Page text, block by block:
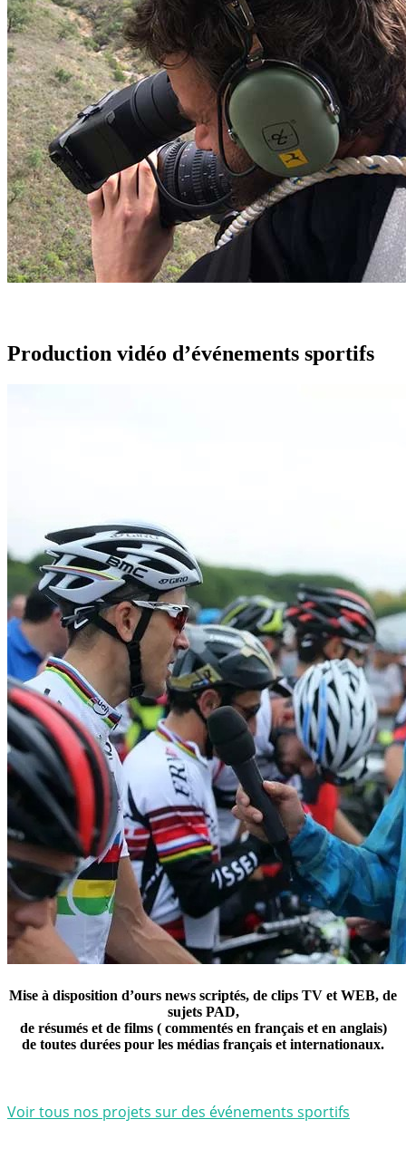
Production vidéo d’événements sportifs
Mise à disposition d’ours news scriptés, de clips TV et WEB, de
sujets PAD,
de résumés et de films ( commentés en français et en anglais)
de toutes durées pour les médias français et internationaux.
Voir tous nos projets sur des événements sportifs